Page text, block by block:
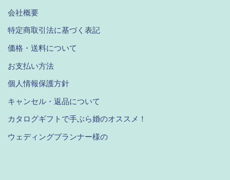
会社概要
特定商取引法に基づく表記
価格・送料について
お支払い方法
個人情報保護方針
キャンセル・返品について
カタログギフトで手ぶら婚のオススメ！
ウェディングプランナー様の